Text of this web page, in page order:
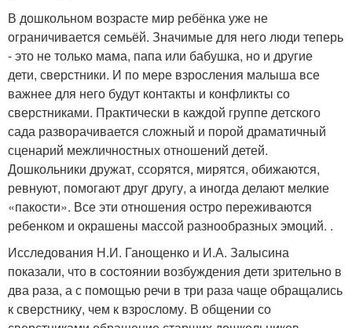
В дошкольном возрасте мир ребёнка уже не
ограничивается семьёй. Значимые для него люди теперь
- это не только мама, папа или бабушка, но и другие
дети, сверстники. И по мере взросления малыша все
важнее для него будут контакты и конфликты со
сверстниками. Практически в каждой группе детского
сада разворачивается сложный и порой драматичный
сценарий межличностных отношений детей.
Дошкольники дружат, ссорятся, мирятся, обижаются,
ревнуют, помогают друг другу, а иногда делают мелкие
«пакости». Все эти отношения остро переживаются
ребенком и окрашены массой разнообразных эмоций. .
Исследования Н.И. Ганощенко и И.А. Залысина
показали, что в состоянии возбуждения дети зрительно в
два раза, а с помощью речи в три раза чаще обращались
к сверстнику, чем к взрослому. В общении со